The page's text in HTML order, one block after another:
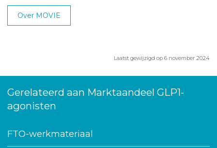
Over MOVIE
Laatst gewijzigd op 6 november 2024
Gerelateerd aan Marktaandeel GLP1-
agonisten
FTO-werkmateriaal